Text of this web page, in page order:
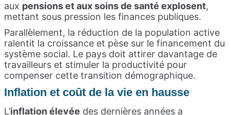
aux pensions et aux soins de santé explosent,
mettant sous pression les finances publiques.
Parallèlement, la réduction de la population active
ralentit la croissance et pèse sur le financement du
système social. Le pays doit attirer davantage de
travailleurs et stimuler la productivité pour
compenser cette transition démographique.
Inflation et coût de la vie en hausse
L’inflation élevée des dernières années a